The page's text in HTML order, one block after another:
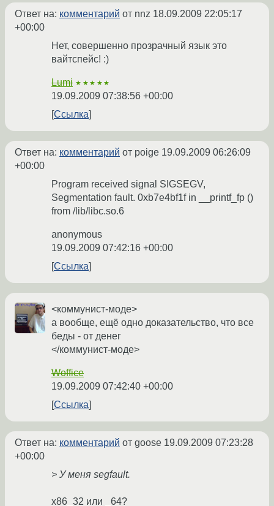
Ответ на: комментарий от nnz 18.09.2009 22:05:17
+00:00
Нет, совершенно прозрачный язык это
вайтспейс! :)
Lumi ★★★★★
19.09.2009 07:38:56 +00:00
Ссылка
Ответ на: комментарий от poige 19.09.2009 06:26:09
+00:00
Program received signal SIGSEGV,
Segmentation fault. 0xb7e4bf1f in __printf_fp ()
from /lib/libc.so.6
anonymous
19.09.2009 07:42:16 +00:00
Ссылка
<коммунист-моде>
а вообще, ещё одно доказательство, что все
беды - от денег
</коммунист-моде>
Woffice
19.09.2009 07:42:40 +00:00
Ссылка
Ответ на: комментарий от goose 19.09.2009 07:23:28
+00:00
> У меня segfault.
x86_32 или _64?